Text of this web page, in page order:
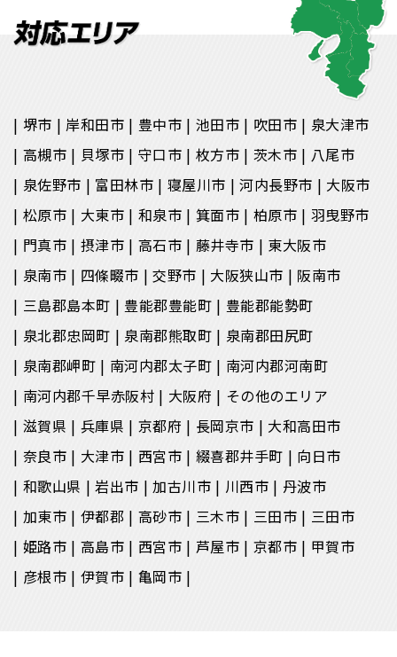
堺市 岸和田市 豊中市 池田市 吹田市
泉大津市
高槻市
貝塚市 守口市 枚方市 茨木市
八尾市
泉佐野市
富田林市 寝屋川市 河内長野市
大阪市
松原市
大東市 和泉市 箕面市 柏原市
羽曳野市
門真市
摂津市 高石市 藤井寺市
東大阪市
泉南市
四條畷市 交野市 大阪狭山市
阪南市
三島郡島本町
豊能郡豊能町
豊能郡能勢町
泉北郡忠岡町
泉南郡熊取町
泉南郡田尻町
泉南郡岬町
南河内郡太子町
南河内郡河南町
南河内郡千早赤阪村
大阪府
その他のエリア
滋賀県
兵庫県 京都府 長岡京市
大和高田市
奈良市
大津市 西宮市 綴喜郡井手町
向日市
和歌山県
岩出市 加古川市 川西市
丹波市
加東市
伊都郡 高砂市 三木市 三田市
三田市
姫路市
高島市 西宮市 芦屋市 京都市
甲賀市
彦根市
伊賀市 亀岡市